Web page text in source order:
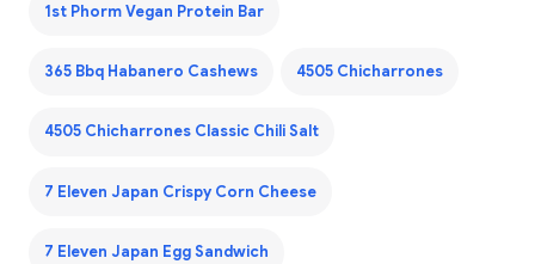
1st Phorm Vegan Protein Bar
365 Bbq Habanero Cashews 4505 Chicharrones
4505 Chicharrones Classic Chili Salt
7 Eleven Japan Crispy Corn Cheese
7 Eleven Japan Egg Sandwich